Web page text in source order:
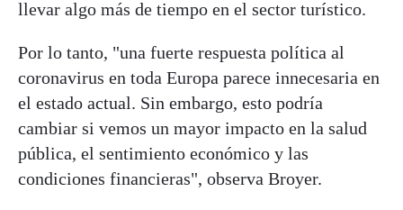
llevar algo más de tiempo en el sector turístico.
Por lo tanto, "una fuerte respuesta política al
coronavirus en toda Europa parece innecesaria en
el estado actual. Sin embargo, esto podría
cambiar si vemos un mayor impacto en la salud
pública, el sentimiento económico y las
condiciones financieras", observa Broyer.